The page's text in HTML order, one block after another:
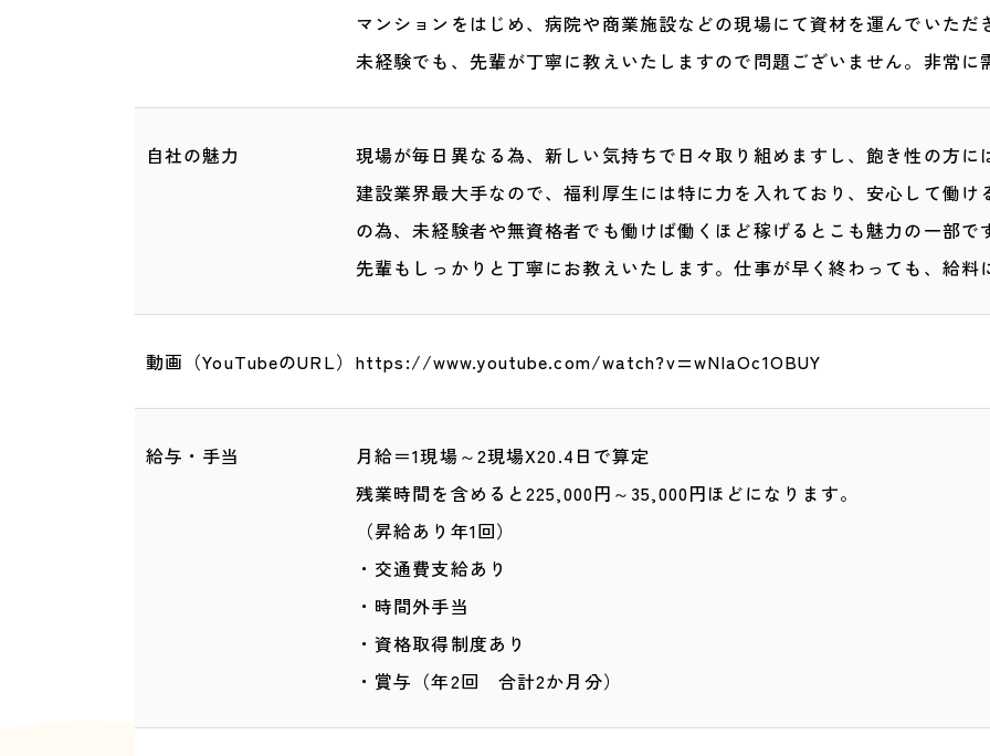
マンションをはじめ、病院や商業施設などの現場にて資材を運んでいただ
未経験でも、先輩が丁寧に教えいたしますので問題ございません。非常に
自社の魅力
現場が毎日異なる為、新しい気持ちで日々取り組めますし、飽き性の方に
建設業界最大手なので、福利厚生には特に力を入れており、安心して働け
の為、未経験者や無資格者でも働けば働くほど稼げるとこも魅力の一部で
先輩もしっかりと丁寧にお教えいたします。仕事が早く終わっても、給料
動画（YouTubeのURL） https://www.youtube.com/watch?v=wNIaOc1OBUY
給与・手当
月給＝1現場～2現場X20.4日で算定
残業時間を含めると225,000円～35,000円ほどになります。
（昇給あり年1回）
・交通費支給あり
・時間外手当
・資格取得制度あり
・賞与（年2回 合計2か月分）